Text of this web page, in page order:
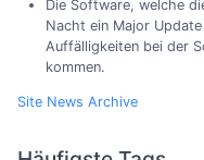
Die Software, welche
Nacht ein Major
Auffälligkeiten bei der
kommen.
Site News Archive